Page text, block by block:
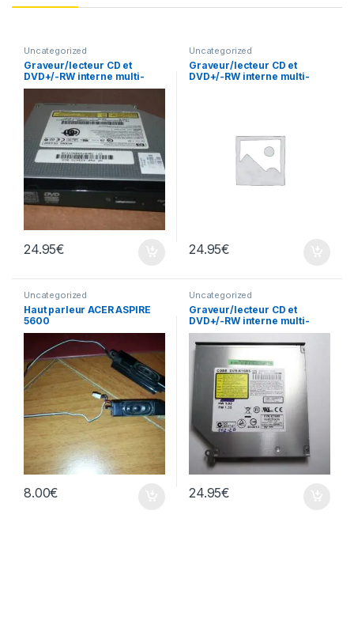
Uncategorized
Graveur/lecteur CD et
DVD+/-RW interne multi-
recorder portable TS-L632
24.95€
Uncategorized
Graveur/lecteur CD et
DVD+/-RW interne multi-
24.95€
Uncategorized
Haut parleur ACER ASPIRE
5600
8.00€
Uncategorized
Graveur/lecteur CD et
DVD+/-RW interne multi-
recorder portable DVR-
K16RS
24.95€